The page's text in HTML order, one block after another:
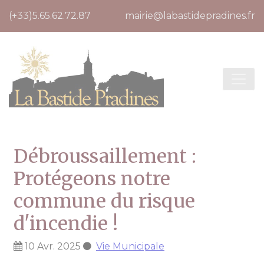
(+33)5.65.62.72.87 mairie@labastidepradines.fr
Débroussaillement :
Protégeons notre
commune du risque
d'incendie !
10 Avr. 2025 Vie Municipale